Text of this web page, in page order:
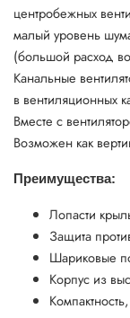
центробежных
малый уровень
(большой расход
Канальные
в вентиляционных
Вместе с
Возможен как
Преимущества:
Лопасти
Защита
Шариковые
Корпус из